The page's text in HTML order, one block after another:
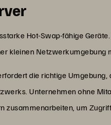
Hot-Swap-fähige
kleinen
die richtige
Unternehmen ohne
zusammenarbeiten, um